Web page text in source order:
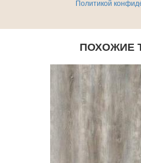
Политикой
ПОХОЖИЕ